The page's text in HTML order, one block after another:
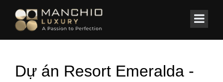
Home/Spa ✔️ Clinic/ Dự án Resort Emeralda -Gia Viễn -Ninh Bình
Dự án Resort Emeralda -